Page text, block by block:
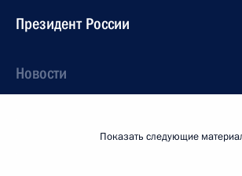
Президент России
Новости
Показать следующие